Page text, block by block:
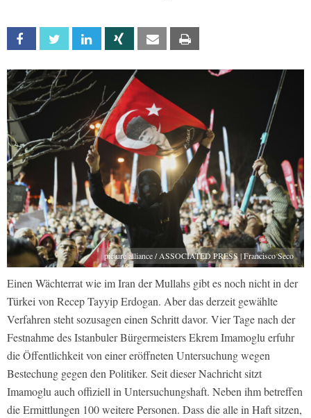
Facebook Twitter Linkedin Xing Email
picture alliance / ASSOCIATED PRESS | Francisco Seco
Einen Wächterrat wie im Iran der Mullahs gibt es noch nicht in der
Türkei von Recep Tayyip Erdogan. Aber das derzeit gewählte
Verfahren steht sozusagen einen Schritt davor. Vier Tage nach der
Festnahme des Istanbuler Bürgermeisters Ekrem Imamoglu erfuhr
die Öffentlichkeit von einer eröffneten Untersuchung wegen
Bestechung gegen den Politiker. Seit dieser Nachricht sitzt
Imamoglu auch offiziell in Untersuchungshaft. Neben ihm betreffen
die Ermittlungen 100 weitere Personen. Dass die alle in Haft sitzen,